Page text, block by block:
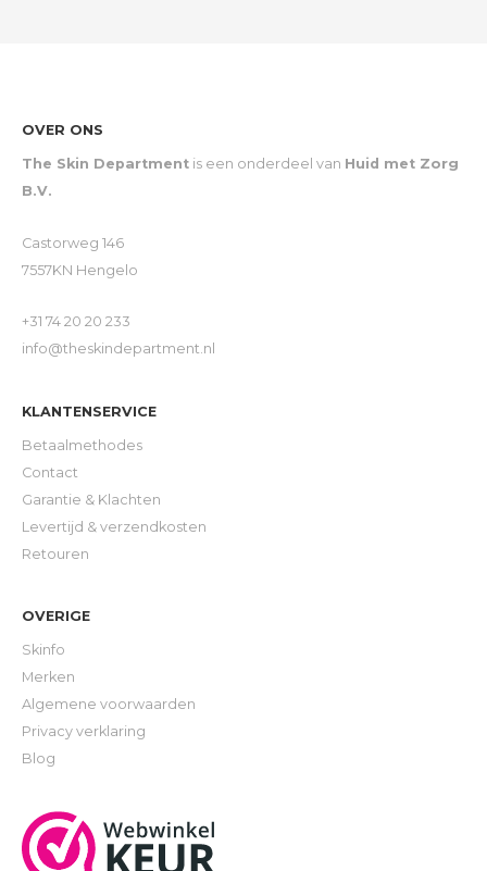
OVER ONS
The Skin Department is een onderdeel van Huid met Zorg
B.V.
Castorweg 146
7557KN Hengelo
+31 74 20 20 233
info@theskindepartment.nl
KLANTENSERVICE
Betaalmethodes
Contact
Garantie & Klachten
Levertijd & verzendkosten
Retouren
OVERIGE
Skinfo
Merken
Algemene voorwaarden
Privacy verklaring
Blog